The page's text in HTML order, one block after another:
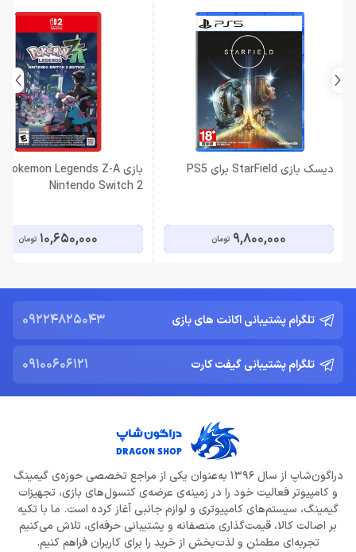
دیسک بازی StarField برای PS5
9,800,000 تومان
Nintendo Switch 2
10,650,000 تومان
تلگرام پشتیبانی اکانت های بازی 09224825043
تلگرام پشتیبانی گیفت کارت 09100606121
دراگون‌شاپ از سال 1396 به‌عنوان یکی از مراجع تخصصی حوزه‌ی گیمینگ
و کامپیوتر فعالیت خود را در زمینه‌ی عرضه‌ی کنسول‌های بازی، تجهیزات
گیمینگ، سیستم‌های کامپیوتری و لوازم جانبی آغاز کرده است. ما با تکیه
بر اصالت کالا، قیمت‌گذاری منصفانه و پشتیبانی حرفه‌ای، تلاش می‌کنیم
تجربه‌ای مطمئن و لذت‌بخش از خرید را برای کاربران فراهم کنیم.